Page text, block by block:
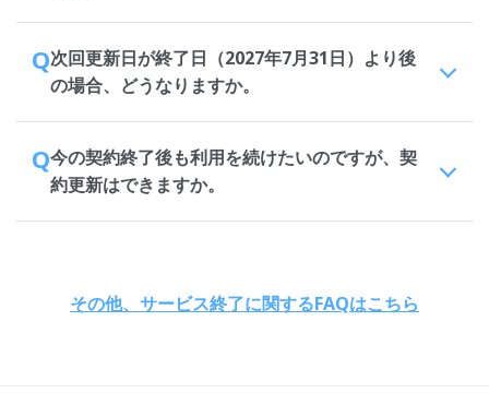
Q次回更新日が終了日（2027年7月31日）より後
の場合、どうなりますか。
Q今の契約終了後も利用を続けたいのですが、契
約更新はできますか。
その他、サービス終了に関するFAQはこちら